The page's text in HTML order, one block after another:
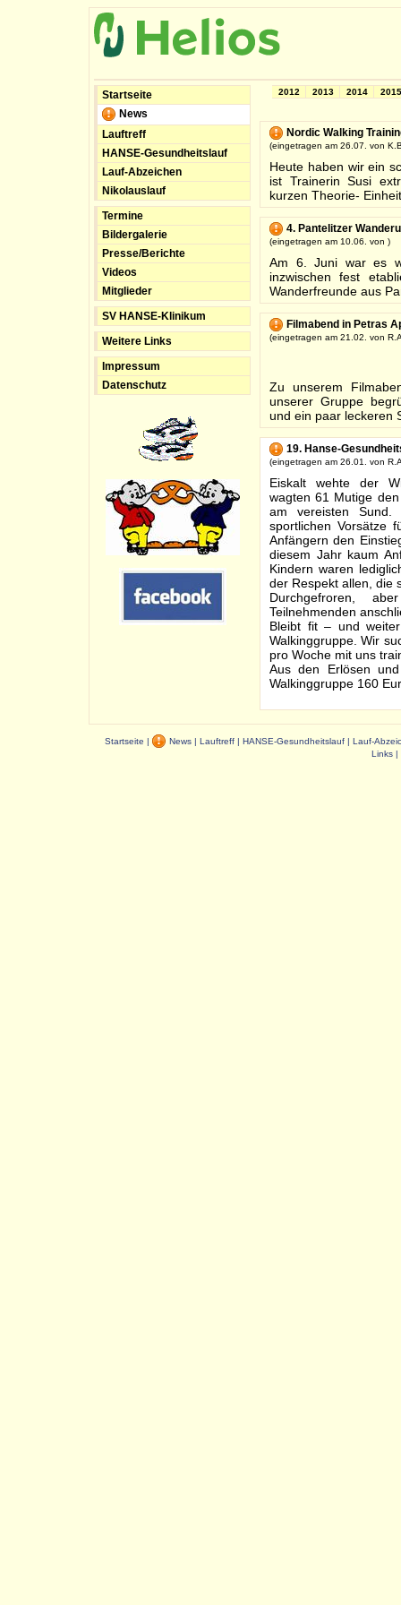
Startseite
News
Lauftreff
HANSE-Gesundheitslauf
Lauf-Abzeichen
Nikolauslauf
Termine
Bildergalerie
Presse/Berichte
Videos
Mitglieder
SV HANSE-Klinikum
Weitere Links
Impressum
Datenschutz
2015
2014
2013
2012
Nordic Walking
(eingetragen am 26.07. von
Heute haben wir ein
ist Trainerin Susi
kurzen Theorie-
4. Pantelitzer
(eingetragen am 10.06. von )
Am 6. Juni war es
inzwischen fest
Wanderfreunde aus
Filmabend in Petras
(eingetragen am 21.02. von
Zu unserem
unserer Gruppe
und ein paar leckeren
19. Hanse-
(eingetragen am 26.01. von
Eiskalt wehte der
wagten 61 Mutige
am vereisten
sportlichen Vorsätze
Anfängern den
diesem Jahr kaum
Kindern waren
der Respekt allen, die
Durchgefroren,
Teilnehmenden
Bleibt fit – und
Walkinggruppe. Wir
pro Woche mit uns
Aus den Erlösen
Walkinggruppe 160
Startseite | News | Lauftreff | HANSE-Gesundheitslauf | Lauf-
Links |